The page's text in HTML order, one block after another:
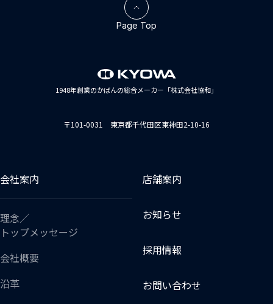
1948年創業のかばんの総合メーカー「株式会社協和」
〒101-0031 東京都千代田区東神田2-10-16
Page Top
会社案内
理念／
トップメッセージ
会社概要
沿革
店舗案内
お知らせ
採用情報
お問い合わせ